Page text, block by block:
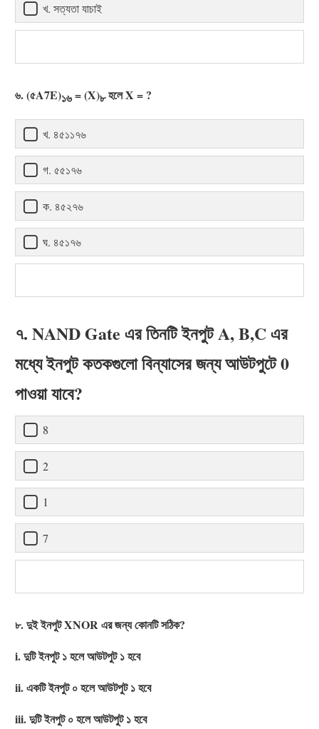
খ. সত্যতা যাচাই
৬. (৫A7E)১৬= (X)৮হলে X = ?
খ. ৪৫১১৭৬
গ. ৫৫১৭৬
ক. ৪৫২৭৬
ঘ. ৪৫১৭৬
৭. NAND Gate এর তিনটি ইনপুট A, B,C এর
মধ্যে ইনপুট কতকগুলো বিন্যাসের জন্য আউটপুটে 0
পাওয়া যাবে?
8
2
1
7
৮. দুই ইনপুট XNOR এর জন্য কোনটি সঠিক?
i. দুটি ইনপুট ১ হলে আউটপুট ১ হবে
ii. একটি ইনপুট ০ হলে আউটপুট ১ হবে
iii. দুটি ইনপুট ০ হলে আউটপুট ১ হবে